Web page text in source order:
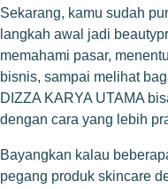
Sekarang, kamu sudah
langkah awal jadi
memahami pasar,
bisnis, sampai melihat
DIZZA KARYA UTAMA
dengan cara yang lebih
Bayangkan kalau
pegang produk skincare